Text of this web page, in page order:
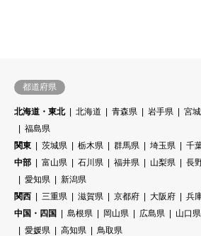
都道府県
北海道・東北 北海道 青森県 岩手県 宮
福島県
関東
茨城県 栃木県 群馬県 埼玉県 千
中部
富山県 石川県 福井県 山梨県 長
愛知県
新潟県
関西
三重県 滋賀県 京都府 大阪府 兵
中国・四国
島根県 岡山県 広島県 山口県
愛媛県
高知県
鳥取県